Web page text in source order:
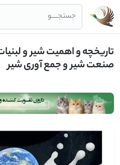
جستجــــو
تاریخچه و اهمیت شیر و
صنعت شیر و جمع آوری شیر